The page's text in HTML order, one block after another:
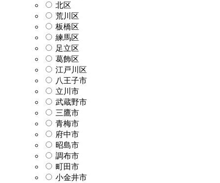
北区
荒川区
板橋区
練馬区
足立区
葛飾区
江戸川区
八王子市
立川市
武蔵野市
三鷹市
青梅市
府中市
昭島市
調布市
町田市
小金井市